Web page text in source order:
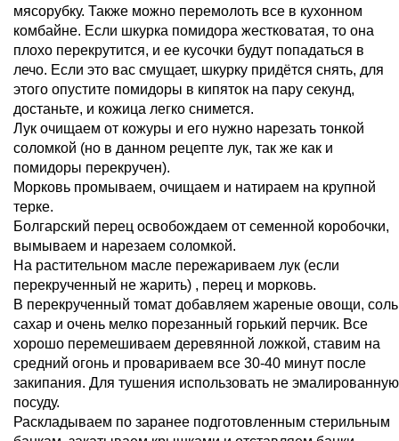
мясорубку. Также можно перемолоть все в кухонном
комбайне. Если шкурка помидора жестковатая, то она
плохо перекрутится, и ее кусочки будут попадаться в
лечо. Если это вас смущает, шкурку придётся снять, для
этого опустите помидоры в кипяток на пару секунд,
достаньте, и кожица легко снимется.
Лук очищаем от кожуры и его нужно нарезать тонкой
соломкой (но в данном рецепте лук, так же как и
помидоры перекручен).
Морковь промываем, очищаем и натираем на крупной
терке.
Болгарский перец освобождаем от семенной коробочки,
вымываем и нарезаем соломкой.
На растительном масле пережариваем лук (если
перекрученный не жарить) , перец и морковь.
В перекрученный томат добавляем жареные овощи, соль
сахар и очень мелко порезанный горький перчик. Все
хорошо перемешиваем деревянной ложкой, ставим на
средний огонь и провариваем все 30-40 минут после
закипания. Для тушения использовать не эмалированную
посуду.
Раскладываем по заранее подготовленным стерильным